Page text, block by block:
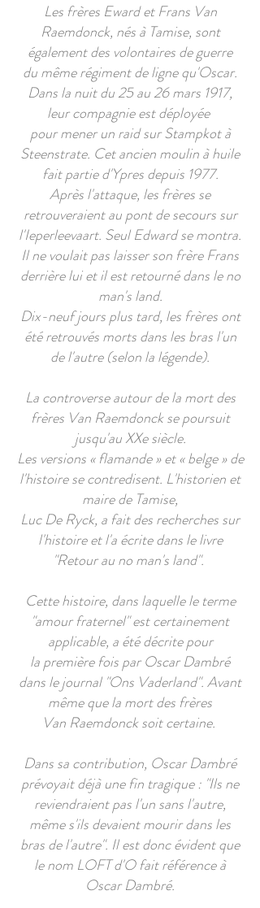
Les frères Eward et Frans Van
Raemdonck, nés à Tamise, sont
également des volontaires de guerre
du même régiment de ligne qu'Oscar.
Dans la nuit du 25 au 26 mars 1917,
leur compagnie est déployée
pour mener un raid sur Stampkot à
Steenstrate. Cet ancien moulin à huile
fait partie d'Ypres depuis 1977.
Après l'attaque, les frères se
retrouveraient au pont de secours sur
l'Ieperleevaart. Seul Edward se montra.
Il ne voulait pas laisser son frère Frans
derrière lui et il est retourné dans le no
man's land.
Dix-neuf jours plus tard, les frères ont
été retrouvés morts dans les bras l'un
de l'autre (selon la légende).
La controverse autour de la mort des
frères Van Raemdonck se poursuit
jusqu'au XXe siècle.
Les versions « flamande » et « belge » de
l'histoire se contredisent. L'historien et
maire de Tamise,
Luc De Ryck, a fait des recherches sur
l'histoire et l'a écrite dans le livre
"Retour au no man's land".
Cette histoire, dans laquelle le terme
"amour fraternel" est certainement
applicable, a été décrite pour
la première fois par Oscar Dambré
dans le journal "Ons Vaderland". Avant
même que la mort des frères
Van Raemdonck soit certaine.
Dans sa contribution, Oscar Dambré
prévoyait déjà une fin tragique : "Ils ne
reviendraient pas l'un sans l'autre,
même s'ils devaient mourir dans les
bras de l'autre". Il est donc évident que
le nom LOFT d'O fait référence à
Oscar Dambré.